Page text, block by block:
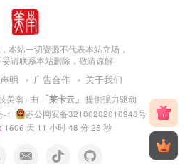
本站一切资源不代表本站立场，
请联系本站删除，敬请谅解
明 广告合作 关于我们
美南 · 由 「莱卡云」 提供强力驱动
1
苏公网安备32100202010948号
1606 天 11 小时48 分 26 秒